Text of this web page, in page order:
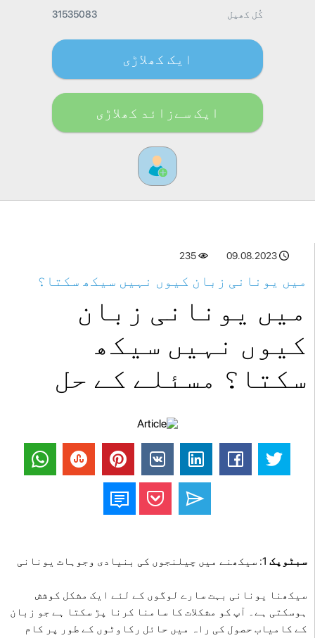
کُل کھیل 31535083
ایک کھلاڑی
ایک سےزائد کھلاڑی
09.08.2023
235
میں یونانی زبان کیوں نہیں سیکھ سکتا؟
میں یونانی زبان
کیوں نہیں سیکھ
سکتا؟ مسئلے کے حل
سبٹوپک 1: سیکھنے میں چیلنجوں کی بنیادی وجوہات یونانی
سیکھنا یونانی بہت سارے لوگوں کے لئے ایک مشکل کوشش
ہوسکتی ہے۔ آپ کو مشکلات کا سامنا کرنا پڑ سکتا ہے جو زبان
کے کامیاب حصول کی راہ میں حائل رکاوٹوں کے طور پر کام